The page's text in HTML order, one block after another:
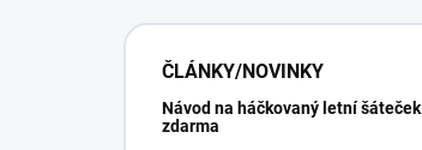
ČLÁNKY/NOVINKY
Návod na háčkovaný letní šáteček
zdarma